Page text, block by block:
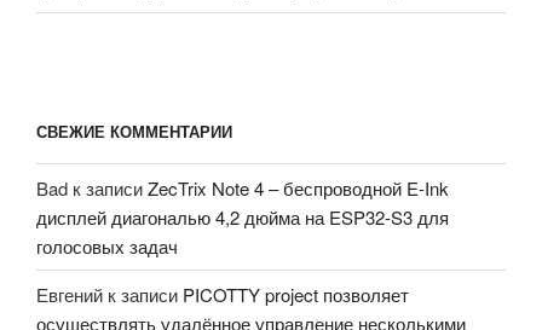
СВЕЖИЕ КОММЕНТАРИИ
Bad к записиZecTrix Note 4 – беспроводной E-Ink
дисплей диагональю 4,2 дюйма на ESP32-S3 для
голосовых задач
Евгений к записи PICOTTY project позволяет
осуществлять удалённое управление несколькими